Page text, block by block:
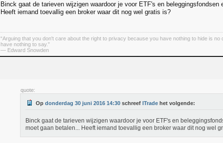
Binck gaat de tarieven wijzigen waardoor je voor ETF's en beleggingsfondsen
Heeft iemand toevallig een broker waar dit nog wel gratis is?
“Arguing that you don't care about the right to privacy because you have nothing to hide is
have nothing to say.”
― Edward Snowden
quote:
Op donderdag 30 juni 2016 14:30 schreef ITrade het volgende:
Binck gaat de tarieven wijzigen waardoor je voor ETF's en
moet gaan betalen... Heeft iemand toevallig een broker waar dit nog wel